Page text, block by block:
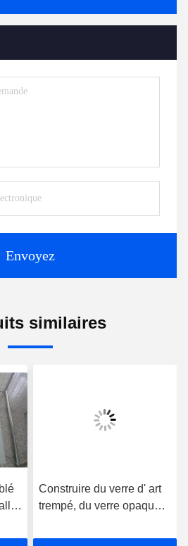
Envoyez
similaires
Construire du verre d' art
trempé, du verre opaque